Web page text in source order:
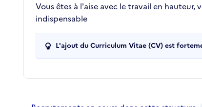
Vous êtes à l'aise avec le travail en
indispensable
L'ajout du Curriculum Vitae (CV) est
Recrutements de la structure